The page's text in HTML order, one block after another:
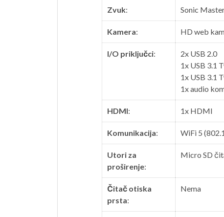
Zvuk: Sonic
Kamera: HD web
I/O priključci:
2x USB 2.0
1x USB 3.1
1x USB 3.1
1x audio
HDMI: 1x HDMI
Komunikacija: WiFi 5
Utori za
proširenje:
Micro SD
Čitač otiska
prsta:
Nema